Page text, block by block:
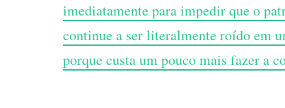
imediatamente para impedir que o
continue a ser literalmente roído em
porque custa um pouco mais fazer a